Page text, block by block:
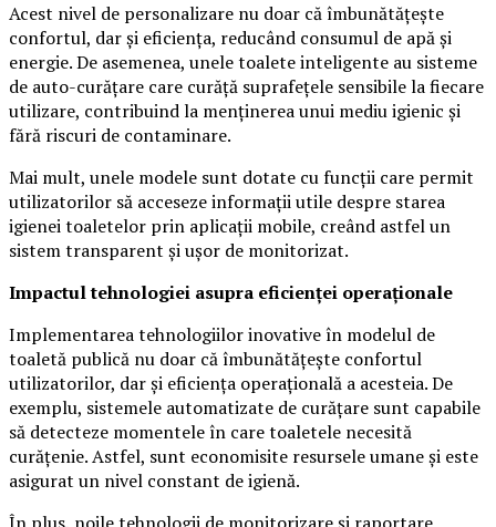
Acest nivel de personalizare nu doar că îmbunătățește
confortul, dar și eficiența, reducând consumul de apă și
energie. De asemenea, unele toalete inteligente au sisteme
de auto-curățare care curăță suprafețele sensibile la fiecare
utilizare, contribuind la menținerea unui mediu igienic și
fără riscuri de contaminare.
Mai mult, unele modele sunt dotate cu funcții care permit
utilizatorilor să acceseze informații utile despre starea
igienei toaletelor prin aplicații mobile, creând astfel un
sistem transparent și ușor de monitorizat.
Impactul tehnologiei asupra eficienței operaționale
Implementarea tehnologiilor inovative în modelul de
toaletă publică nu doar că îmbunătățește confortul
utilizatorilor, dar și eficiența operațională a acesteia. De
exemplu, sistemele automatizate de curățare sunt capabile
să detecteze momentele în care toaletele necesită
curățenie. Astfel, sunt economisite resursele umane și este
asigurat un nivel constant de igienă.